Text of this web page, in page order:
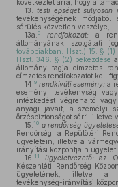
következtet arra, hogy a
13.
testi épséget súlyosan
tevékenységének
sérülés közvetlen veszélye,
13a. 8 rendfokozat: a
állományának szolgálati
továbbiakban: Hszt.) 15. § (1)
Hszt. 346. § (2) bekezdése
állomány tagja címzetes
címzetes rendfokozatot kell
14. 9 rendkívüli esemény: a
esemény, tevékenység
intézkedést végrehajtó
anyagi javait, a személyi
őrzésbiztonságot sérti, illetve
15. 10 a rendőrség
Rendőrség, a Repülőtéri
ügyeletein, illetve a
irányítási központjain ügyeleti
16. 11 ügyeletvezető: az
Készenléti Rendőrség
ügyeletének, illetve a
tevékenység-irányítási